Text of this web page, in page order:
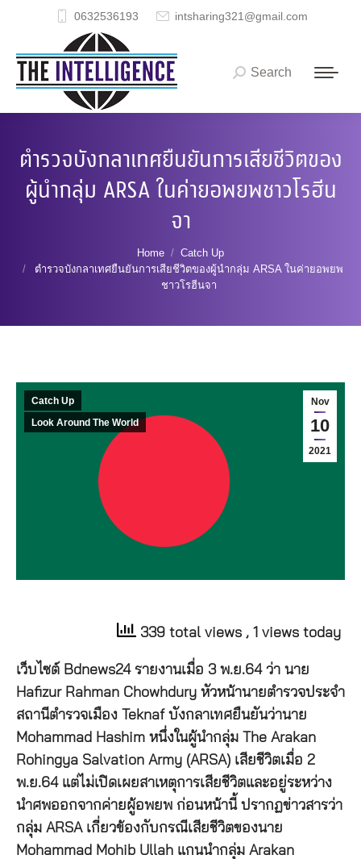
0632536193 intsharing321@gmail.com
Search:
Search
ตำรวจบังกลาเทศยืนยันการเสียชีวิตของ
ผู้นำกลุ่ม ARSA ในค่ายอพยพชาวโรฮีน
จา
Home
Catch Up
ตำรวจบังกลาเทศยืนยันการเสียชีวิตของผู้นำกลุ่ม ARSA ในค่ายอพยพ
ชาวโรฮีนจา
Nov
10
2021
Catch Up
Look Around The World
339 total views , 1 views today
เว็บไซต์ Bdnews24 รายงานเมื่อ 3 พ.ย.64 ว่า นาย
Hafizur Rahman Chowhdury หัวหน้านายตำรวจประจำ
สถานีตำรวจเมือง Teknaf บังกลาเทศยืนยันว่านาย
Mohammad Hashim หนึ่งในผู้นำกลุ่ม The Arakan
Rohingya Salvation Army (ARSA) เสียชีวิตเมื่อ 2
พ.ย.64 แต่ไม่เปิดเผยสาเหตุการเสียชีวิตและอยู่ระหว่าง
นำศพออกจากค่ายผู้อพยพ ก่อนหน้านี้ ปรากฏข่าวสารว่า
กลุ่ม ARSA เกี่ยวข้องกับกรณีเสียชีวิตของนาย
Mohammad Mohib Ullah แกนนำกลุ่ม Arakan